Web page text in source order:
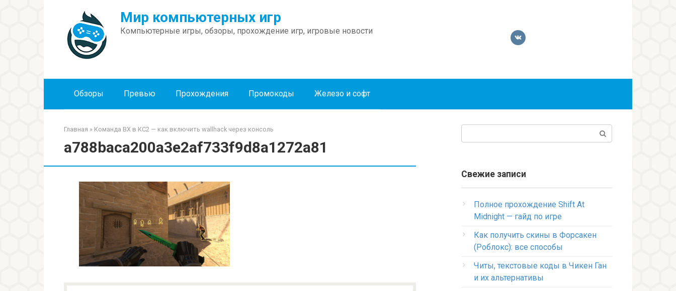
Мир компьютерных игр
Компьютерные игры, обзоры, прохождение игр, игровые новости
Обзоры Превью Прохождения Промокоды Железо и софт
Главная » Команда ВХ в КС2 — как включить wallhack через консоль
a788baca200a3e2af733f9d8a1272a81
Свежие записи
Полное прохождение Shift At
Midnight — гайд по игре
Как получить скины в Форсакен
(Роблокс): все способы
Читы, текстовые коды в Чикен Ган
и их альтернативы